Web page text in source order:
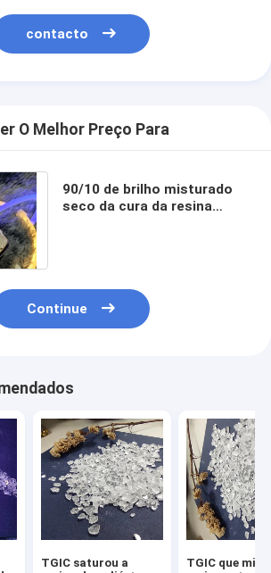
contacto
O Melhor Preço Para
90/10 de brilho misturado
seco da cura da resina
Continue
TGIC saturou a
TGIC que